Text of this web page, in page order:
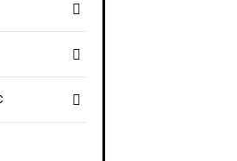


